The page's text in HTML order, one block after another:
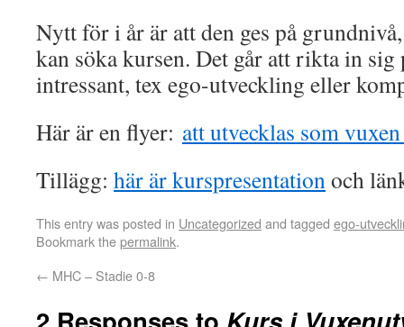
Nytt för i år är att den ges på
kan söka kursen. Det går att rikta in sig
intressant, tex ego-utveckling eller
Här är en flyer: att utvecklas som
Tillägg: här är kurspresentationoch
This entry was posted in Uncategorized and tagged ego-
Bookmark thepermalink.
← MHC – Stadie 0-8